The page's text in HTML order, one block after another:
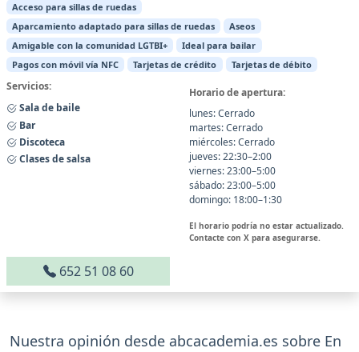
Acceso para sillas de ruedas
Aparcamiento adaptado para sillas de ruedas
Aseos
Amigable con la comunidad LGTBI+
Ideal para bailar
Pagos con móvil vía NFC
Tarjetas de crédito Tarjetas de débito
Servicios:
Sala de baile
Bar
Discoteca
Clases de salsa
Horario de apertura:
lunes: Cerrado
martes: Cerrado
miércoles: Cerrado
jueves: 22:30–2:00
viernes: 23:00–5:00
sábado: 23:00–5:00
domingo: 18:00–1:30
El horario podría no estar actualizado.
Contacte con X para asegurarse.
652 51 08 60
Nuestra opinión desde abcacademia.es sobre En